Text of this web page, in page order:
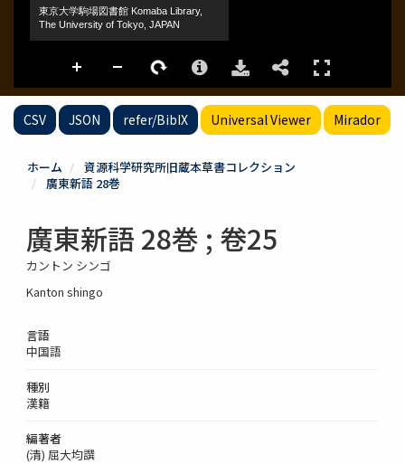
CSV JSON refer/BibIX Universal Viewer Mirador
ホーム
資源科学研究所旧蔵本草書コレクション
廣東新語 28巻
廣東新語 28巻 ; 卷25
カントン シンゴ
Kanton shingo
言語
中国語
種別
漢籍
編著者
(清) 屈大均譔